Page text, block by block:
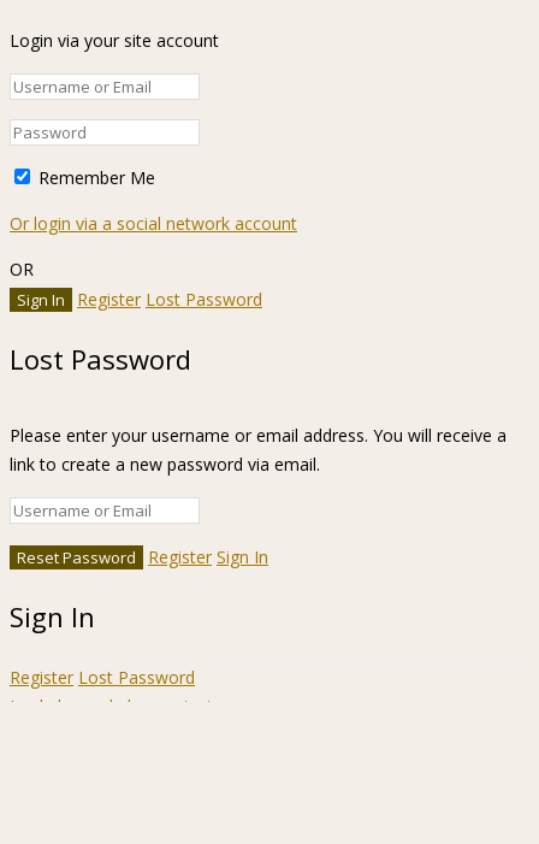
Login via your site account
Remember Me
Or login via a social network account
OR
Register Lost Password
Lost Password
Please enter your username or email address. You will receive a
link to create a new password via email.
Register Sign In
Sign In
Register Lost Password
Ir a la barra de herramientas